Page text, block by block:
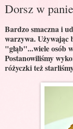
Dorsz w
Bardzo smaczna i
warzywa. Używając
"głąb"...wiele osób
Postanowiliśmy
różyczki też